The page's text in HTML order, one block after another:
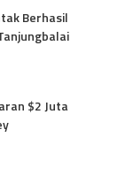
Berhasil
$2 Juta